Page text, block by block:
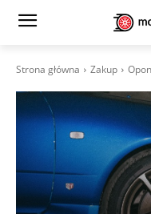
Strona główna Zakup